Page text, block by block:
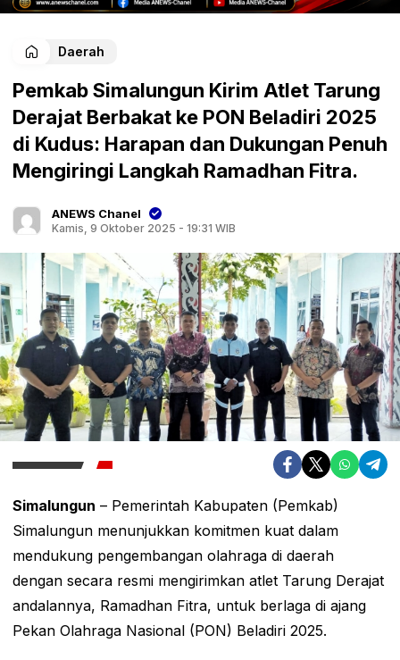
Daerah
Pemkab Simalungun Kirim Atlet Tarung
Derajat Berbakat ke PON Beladiri 2025
di Kudus: Harapan dan Dukungan Penuh
Mengiringi Langkah Ramadhan Fitra.
ANEWS Chanel
Kamis, 9 Oktober 2025 - 19:31 WIB
Simalungun – Pemerintah Kabupaten (Pemkab)
Simalungun menunjukkan komitmen kuat dalam
mendukung pengembangan olahraga di daerah
dengan secara resmi mengirimkan atlet Tarung Derajat
andalannya, Ramadhan Fitra, untuk berlaga di ajang
Pekan Olahraga Nasional (PON) Beladiri 2025.